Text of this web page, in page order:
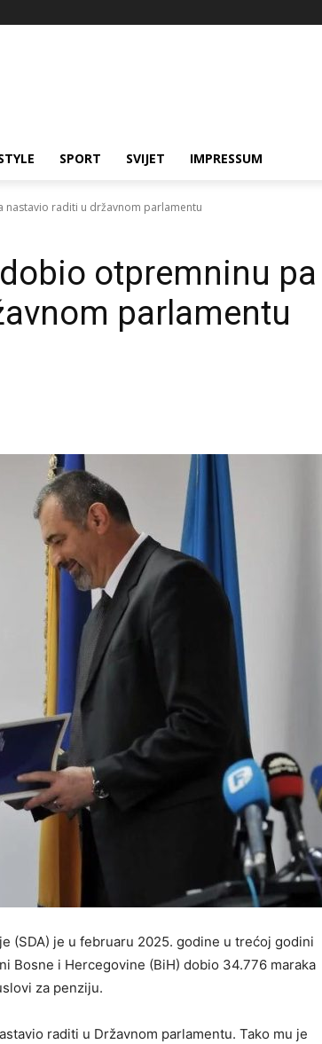
SPORT SVIJET IMPRESSUM
raditi u državnom parlamentu
otpremninu pa
parlamentu
(SDA) je u februaru 2025. godine u trećoj godini
Bosne i Hercegovine (BiH) dobio 34.776 maraka
za penziju.
raditi u Državnom parlamentu. Tako mu je